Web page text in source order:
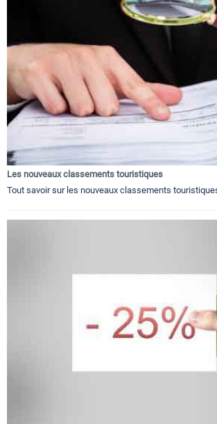
Les nouveaux classements touristiques
Tout savoir sur les nouveaux classements